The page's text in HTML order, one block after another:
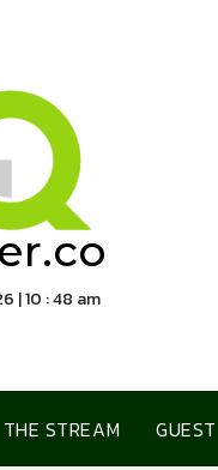
| 10 : 48 am
THE STREAM GUEST